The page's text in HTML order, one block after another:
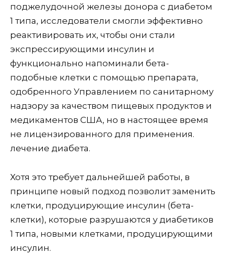
поджелудочной железы донора с диабетом
1 типа, исследователи смогли эффективно
реактивировать их, чтобы они стали
экспрессирующими инсулин и
функционально напоминали бета-
подобные клетки с помощью препарата,
одобренного Управлением по санитарному
надзору за качеством пищевых продуктов и
медикаментов США, но в настоящее время
не лицензированного для применения.
лечение диабета.
Хотя это требует дальнейшей работы, в
принципе новый подход позволит заменить
клетки, продуцирующие инсулин (бета-
клетки), которые разрушаются у диабетиков
1 типа, новыми клетками, продуцирующими
инсулин.